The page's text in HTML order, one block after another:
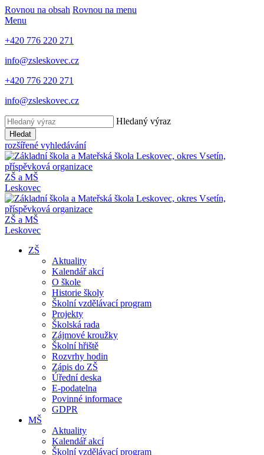
Rovnou na obsah Rovnou na menu
Menu
+420 776 220 271
info@zsleskovec.cz
+420 776 220 271
info@zsleskovec.cz
Hledaný výraz
Hledat
rozšířené vyhledávání
ZŠ a MŠ
Leskovec
ZŠ a MŠ
Leskovec
ZŠ
Aktuality
Kalendář akcí
O škole
Historie školy
Školní vzdělávací program
Projekty
Školská rada
Zájmové kroužky
Školní hřiště
Rozvrhy hodin
Zápis do ZŠ
Úřední deska
E-podatelna
Povinné informace
GDPR
MŠ
Aktuality
Kalendář akcí
Školní vzdělávací program